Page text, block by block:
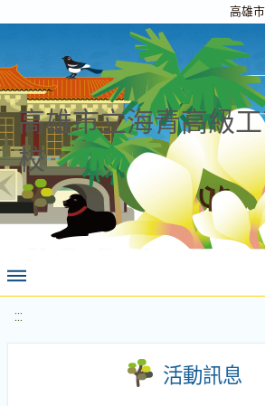
高雄
高雄市立海青高級
校
:::
活動訊息